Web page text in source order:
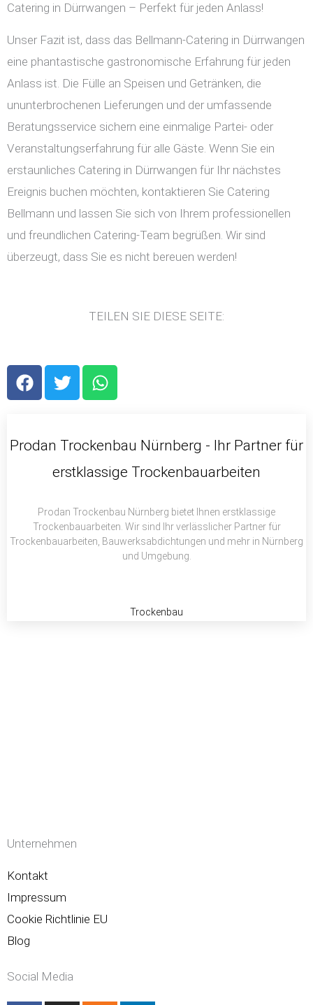
Catering in Dürrwangen – Perfekt für jeden Anlass!
Unser Fazit ist, dass das Bellmann-Catering in Dürrwangen
eine phantastische gastronomische Erfahrung für jeden
Anlass ist. Die Fülle an Speisen und Getränken, die
ununterbrochenen Lieferungen und der umfassende
Beratungsservice sichern eine einmalige Partei- oder
Veranstaltungserfahrung für alle Gäste. Wenn Sie ein
erstaunliches Catering in Dürrwangen für Ihr nächstes
Ereignis buchen möchten, kontaktieren Sie Catering
Bellmann und lassen Sie sich von Ihrem professionellen
und freundlichen Catering-Team begrüßen. Wir sind
überzeugt, dass Sie es nicht bereuen werden!
TEILEN SIE DIESE SEITE:
F
a
b
T
w
t
r
W
h
s
p
Prodan Trockenbau Nürnberg - Ihr Partner für
erstklassige Trockenbauarbeiten
Prodan Trockenbau Nürnberg bietet Ihnen erstklassige
Trockenbauarbeiten. Wir sind Ihr verlässlicher Partner für
Trockenbauarbeiten, Bauwerksabdichtungen und mehr in Nürnberg
und Umgebung.
Trockenbau
Unternehmen
Kontakt
Impressum
Cookie Richtlinie EU
Blog
Social Media